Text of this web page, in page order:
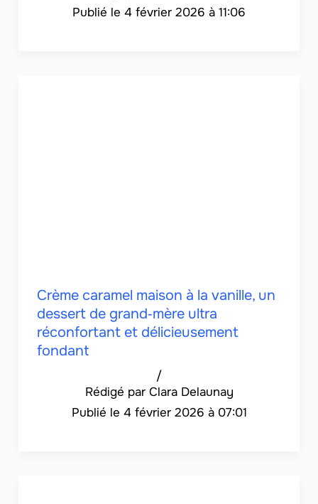
4 février 2026 à 11:06
Crème caramel maison à la vanille, un
dessert de grand‑mère ultra
réconfortant et délicieusement
fondant
Clara Delaunay
/
4 février 2026 à 07:01